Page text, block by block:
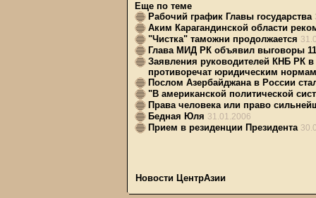
Еще по теме
Рабочий график Главы государства
Аким Карагандинской области
"Чистка" таможни продолжается
Глава МИД РК объявил выговоры
Заявления руководителей КНБ РК
противоречат юридическим нормам
Послом Азербайджана в России
"В американской политической
Права человека или право
Бедная Юля 31.01.2006
Прием в резиденции Президента
Новости ЦентрАзии